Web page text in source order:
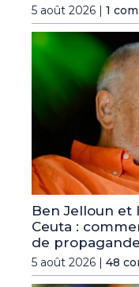
5 août 2026 | 1
Ben Jelloun et
Ceuta :
de propagande
5 août 2026 | 48